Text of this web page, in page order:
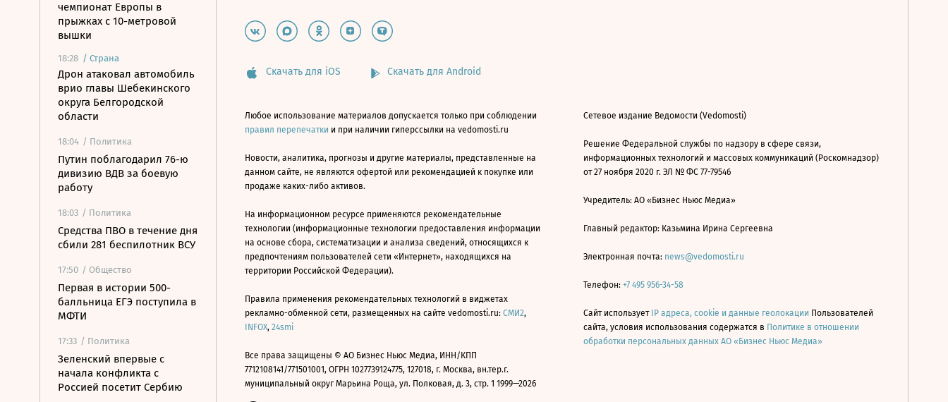
чемпионат Европы в
прыжках с 10-метровой
вышки
18:28 / Страна
Дрон атаковал автомобиль
врио главы Шебекинского
округа Белгородской
области
18:04 / Политика
Путин поблагодарил 76-ю
дивизию ВДВ за боевую
работу
18:03 / Политика
Средства ПВО в течение дня
сбили 281 беспилотник ВСУ
17:50 / Общество
Первая в истории 500-
балльница ЕГЭ поступила в
МФТИ
17:33 / Политика
Зеленский впервые с
начала конфликта с
Россией посетит Сербию
Скачать для iOS Скачать для Android
Любое использование материалов допускается только при соблюдении
правил перепечатки и при наличии гиперссылки на vedomosti.ru
Новости, аналитика, прогнозы и другие материалы, представленные на
данном сайте, не являются офертой или рекомендацией к покупке или
продаже каких-либо активов.
На информационном ресурсе применяются рекомендательные
технологии (информационные технологии предоставления информации
на основе сбора, систематизации и анализа сведений, относящихся к
предпочтениям пользователей сети «Интернет», находящихся на
территории Российской Федерации).
Правила применения рекомендательных технологий в виджетах
рекламно-обменной сети, размещенных на сайте vedomosti.ru: СМИ2,
INFOX, 24smi
Все права защищены © АО Бизнес Ньюс Медиа, ИНН/КПП
7712108141/771501001, ОГРН 1027739124775, 127018, г. Москва, вн.тер.г.
муниципальный округ Марьина Роща, ул. Полковая, д. 3, стр. 1 1999—2026
Сетевое издание Ведомости (Vedomosti)
Решение Федеральной службы по надзору в сфере связи,
информационных технологий и массовых коммуникаций (Роскомнадзор)
от 27 ноября 2020 г. ЭЛ № ФС 77-79546
Учредитель: АО «Бизнес Ньюс Медиа»
Главный редактор: Казьмина Ирина Сергеевна
Электронная почта: news@vedomosti.ru
Телефон: +7 495 956-34-58
Сайт использует IP адреса, cookie и данные геолокации Пользователей
сайта, условия использования содержатся в Политике в отношении
обработки персональных данных АО «Бизнес Ньюс Медиа»